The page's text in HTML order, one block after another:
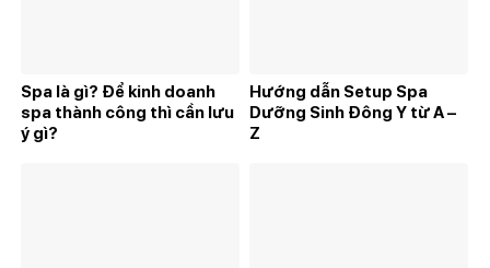
Spa là gì? Để kinh doanh
spa thành công thì cần lưu
ý gì?
Hướng dẫn Setup Spa
Dưỡng Sinh Đông Y từ A –
Z